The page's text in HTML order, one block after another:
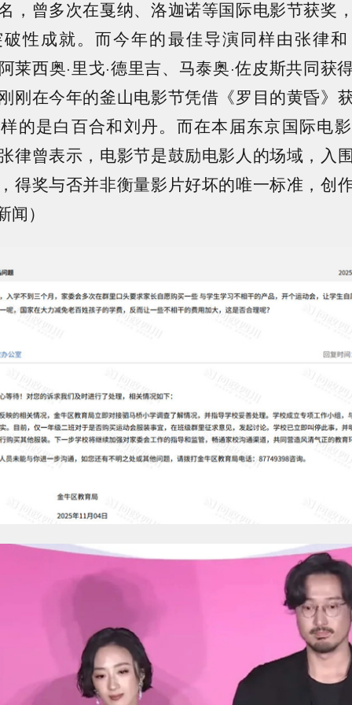
，曾多次在戛纳、洛迦诺等国际电影节获奖
性成就。而今年的最佳导演同样由张律
莱西奥·里戈·德里吉、马泰奥·佐皮斯共同获
刚在今年的釜山电影节凭借《罗目的黄昏》
的是白百合和刘丹。而在本届东京国际电
律曾表示，电影节是鼓励电影人的场域，入
得奖与否并非衡量影片好坏的唯一标准，创
）